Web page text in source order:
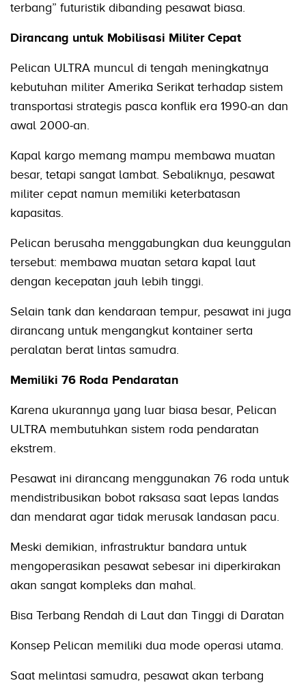
terbang” futuristik dibanding pesawat biasa.
Dirancang untuk Mobilisasi Militer Cepat
Pelican ULTRA muncul di tengah meningkatnya
kebutuhan militer Amerika Serikat terhadap sistem
transportasi strategis pasca konflik era 1990-an dan
awal 2000-an.
Kapal kargo memang mampu membawa muatan
besar, tetapi sangat lambat. Sebaliknya, pesawat
militer cepat namun memiliki keterbatasan
kapasitas.
Pelican berusaha menggabungkan dua keunggulan
tersebut: membawa muatan setara kapal laut
dengan kecepatan jauh lebih tinggi.
Selain tank dan kendaraan tempur, pesawat ini juga
dirancang untuk mengangkut kontainer serta
peralatan berat lintas samudra.
Memiliki 76 Roda Pendaratan
Karena ukurannya yang luar biasa besar, Pelican
ULTRA membutuhkan sistem roda pendaratan
ekstrem.
Pesawat ini dirancang menggunakan 76 roda untuk
mendistribusikan bobot raksasa saat lepas landas
dan mendarat agar tidak merusak landasan pacu.
Meski demikian, infrastruktur bandara untuk
mengoperasikan pesawat sebesar ini diperkirakan
akan sangat kompleks dan mahal.
Bisa Terbang Rendah di Laut dan Tinggi di Daratan
Konsep Pelican memiliki dua mode operasi utama.
Saat melintasi samudra, pesawat akan terbang